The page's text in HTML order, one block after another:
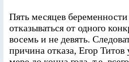
Пять месяцев
отказываться от одного
восемь и не девять.
причина отказа, Егор